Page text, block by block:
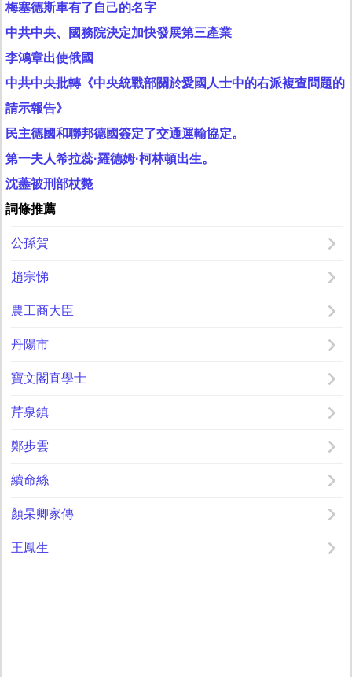
梅塞德斯車有了自己的名字
中共中央、國務院決定加快發展第三產業
李鴻章出使俄國
中共中央批轉《中央統戰部關於愛國人士中的右派複查問題的
請示報告》
民主德國和聯邦德國簽定了交通運輸協定。
第一夫人希拉蕊·羅德姆·柯林頓出生。
沈藎被刑部杖斃
詞條推薦
公孫賀
趙宗悌
農工商大臣
丹陽市
寶文閣直學士
芹泉鎮
鄭步雲
續命絲
顏杲卿家傳
王鳳生